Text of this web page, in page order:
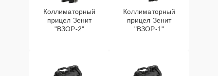
Коллиматорный
прицел Зенит
"ВЗОР-2"
Коллиматорный
прицел Зенит
"ВЗОР-1"